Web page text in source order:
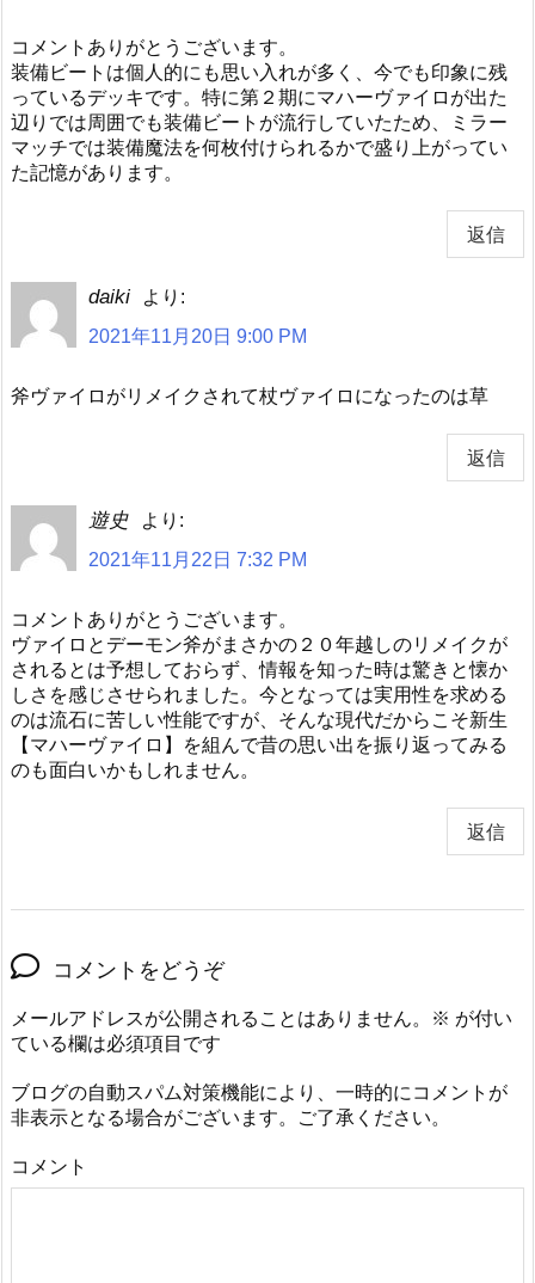
コメントありがとうございます。
装備ビートは個人的にも思い入れが多く、今でも印象に残
っているデッキです。特に第２期にマハーヴァイロが出た
辺りでは周囲でも装備ビートが流行していたため、ミラー
マッチでは装備魔法を何枚付けられるかで盛り上がってい
た記憶があります。
返信
daiki
より:
2021年11月20日 9:00 PM
斧ヴァイロがリメイクされて杖ヴァイロになったのは草
返信
遊史
より:
2021年11月22日 7:32 PM
コメントありがとうございます。
ヴァイロとデーモン斧がまさかの２０年越しのリメイクが
されるとは予想しておらず、情報を知った時は驚きと懐か
しさを感じさせられました。今となっては実用性を求める
のは流石に苦しい性能ですが、そんな現代だからこそ新生
【マハーヴァイロ】を組んで昔の思い出を振り返ってみる
のも面白いかもしれません。
返信
コメントをどうぞ
メールアドレスが公開されることはありません。 ※ が付い
ている欄は必須項目です
ブログの自動スパム対策機能により、一時的にコメントが
非表示となる場合がございます。ご了承ください。
コメント